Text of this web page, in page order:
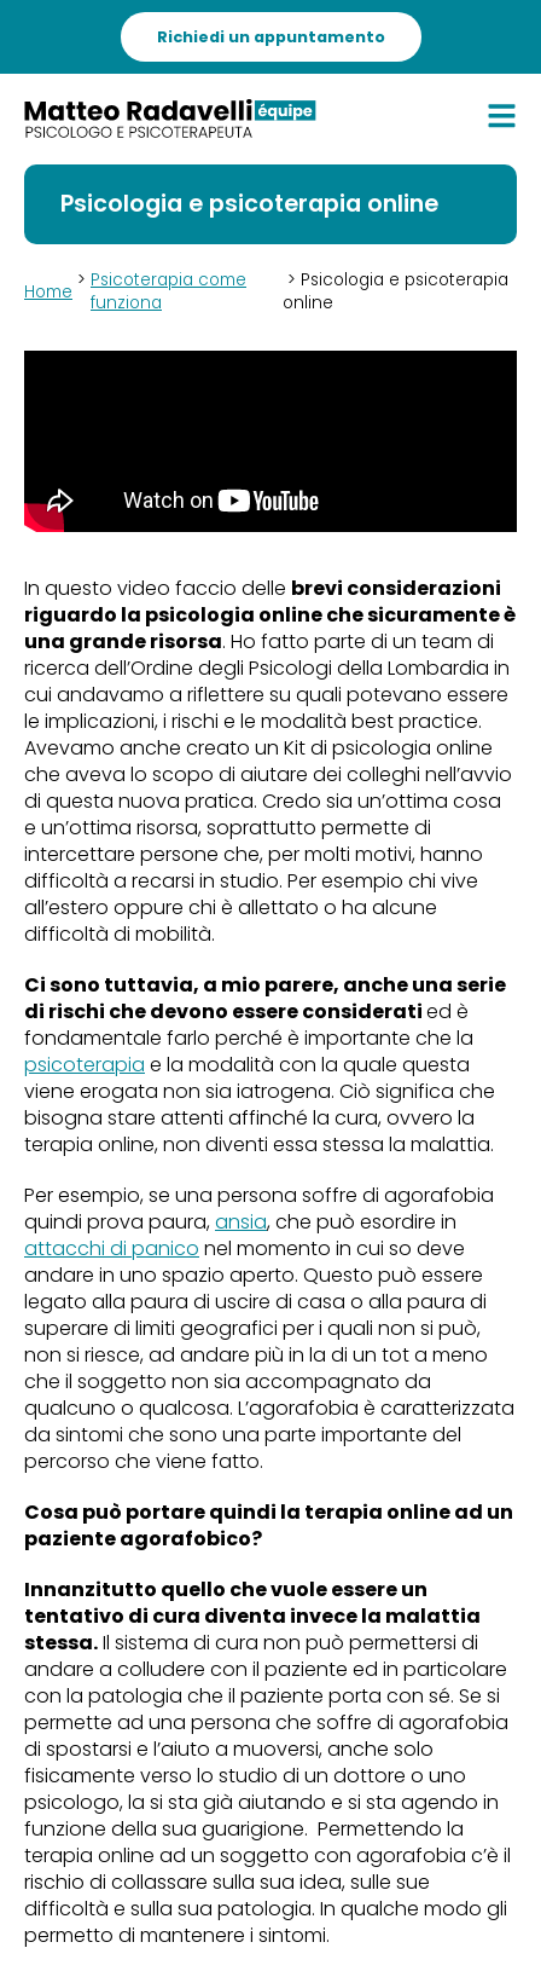
Richiedi un appuntamento
Psicologia e psicoterapia online
Home > Psicoterapia come
funziona
> Psicologia e psicoterapia
online
In questo video faccio delle brevi considerazioni
riguardo la psicologia online che sicuramente è
una grande risorsa. Ho fatto parte di un team di
ricerca dell’Ordine degli Psicologi della Lombardia in
cui andavamo a riflettere su quali potevano essere
le implicazioni, i rischi e le modalità best practice.
Avevamo anche creato un Kit di psicologia online
che aveva lo scopo di aiutare dei colleghi nell’avvio
di questa nuova pratica. Credo sia un’ottima cosa
e un’ottima risorsa, soprattutto permette di
intercettare persone che, per molti motivi, hanno
difficoltà a recarsi in studio. Per esempio chi vive
all’estero oppure chi è allettato o ha alcune
difficoltà di mobilità.
Ci sono tuttavia, a mio parere, anche una serie
di rischi che devono essere consideratied è
fondamentale farlo perché è importante che la
psicoterapia e la modalità con la quale questa
viene erogata non sia iatrogena. Ciò significa che
bisogna stare attenti affinché la cura, ovvero la
terapia online, non diventi essa stessa la malattia.
Per esempio, se una persona soffre di agorafobia
quindi prova paura,ansia, che può esordire in
attacchi di panico nel momento in cui so deve
andare in uno spazio aperto. Questo può essere
legato alla paura di uscire di casa o alla paura di
superare di limiti geografici per i quali non si può,
non si riesce, ad andare più in la di un tot a meno
che il soggetto non sia accompagnato da
qualcuno o qualcosa. L’agorafobia è caratterizzata
da sintomi che sono una parte importante del
percorso che viene fatto.
Cosa può portare quindi la terapia online ad un
paziente agorafobico?
Innanzitutto quello che vuole essere un
tentativo di cura diventa invece la malattia
stessa.Il sistema di cura non può permettersi di
andare a colludere con il paziente ed in particolare
con la patologia che il paziente porta con sé. Se si
permette ad una persona che soffre di agorafobia
di spostarsi e l’aiuto a muoversi, anche solo
fisicamente verso lo studio di un dottore o uno
psicologo, la si sta già aiutando e si sta agendo in
funzione della sua guarigione. Permettendo la
terapia online ad un soggetto con agorafobia c’è il
rischio di collassare sulla sua idea, sulle sue
difficoltà e sulla sua patologia. In qualche modo gli
permetto di mantenere i sintomi.